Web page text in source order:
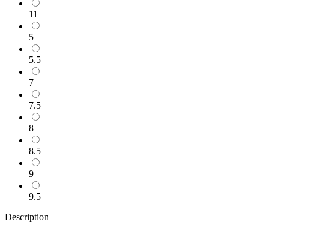
11
5
5.5
7
7.5
8
8.5
9
9.5
Description